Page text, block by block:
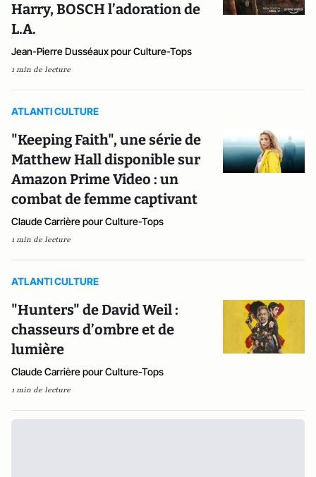
Harry, BOSCH l’adoration de
L.A.
Jean-Pierre Dusséaux pour Culture-Tops
1 min de lecture
ATLANTI CULTURE
"Keeping Faith", une série de
Matthew Hall disponible sur
Amazon Prime Video : un
combat de femme captivant
Claude Carrière pour Culture-Tops
1 min de lecture
ATLANTI CULTURE
"Hunters" de David Weil :
chasseurs d’ombre et de
lumière
Claude Carrière pour Culture-Tops
1 min de lecture